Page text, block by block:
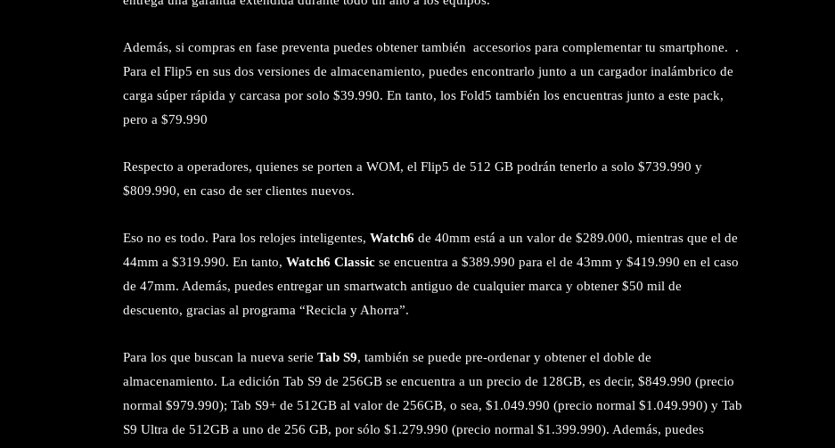
Además, si compras en fase preventa puedes obtener también accesorios para complementar tu smartphone. .
Para el Flip5 en sus dos versiones de almacenamiento, puedes encontrarlo junto a un cargador inalámbrico de
carga súper rápida y carcasa por solo $39.990. En tanto, los Fold5 también los encuentras junto a este pack,
pero a $79.990
Respecto a operadores, quienes se porten a WOM, el Flip5 de 512 GB podrán tenerlo a solo $739.990 y
$809.990, en caso de ser clientes nuevos.
Eso no es todo. Para los relojes inteligentes, Watch6 de 40mm está a un valor de $289.000, mientras que el de
44mm a $319.990. En tanto, Watch6 Classic se encuentra a $389.990 para el de 43mm y $419.990 en el caso
de 47mm. Además, puedes entregar un smartwatch antiguo de cualquier marca y obtener $50 mil de
descuento, gracias al programa “Recicla y Ahorra”.
Para los que buscan la nueva serie Tab S9, también se puede pre-ordenar y obtener el doble de
almacenamiento. La edición Tab S9 de 256GB se encuentra a un precio de 128GB, es decir, $849.990 (precio
normal $979.990); Tab S9+ de 512GB al valor de 256GB, o sea, $1.049.990 (precio normal $1.049.990) y Tab
S9 Ultra de 512GB a uno de 256 GB, por sólo $1.279.990 (precio normal $1.399.990). Además, puedes